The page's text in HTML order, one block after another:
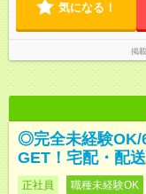
気になる！
掲
◎完全未経験OK/
GET！宅配・配
正社員 職種未経験OK